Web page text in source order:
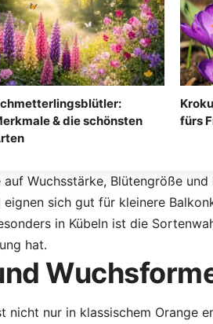
& die schönsten
fürs
Wuchsstärke, Blütengröße
sich gut für kleinere
in Kübeln ist die
hat.
nicht nur in klassischem Orange